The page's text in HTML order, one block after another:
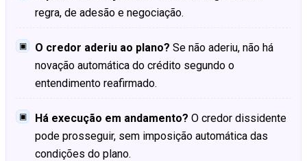
regra, de adesão e negociação.
▣ O credor aderiu ao plano? Se não aderiu, não há
novação automática do crédito segundo o
entendimento reafirmado.
▣ Há execução em andamento? O credor dissidente
pode prosseguir, sem imposição automática das
condições do plano.